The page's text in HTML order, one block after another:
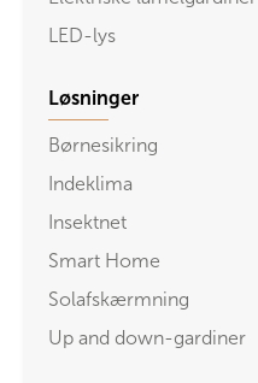
LED-lys
Løsninger
Børnesikring
Indeklima
Insektnet
Smart Home
Solafskærmning
Up and down-gardiner